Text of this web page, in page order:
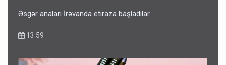
Əsgər anaları İrəvanda etiraza başladılar
13:59